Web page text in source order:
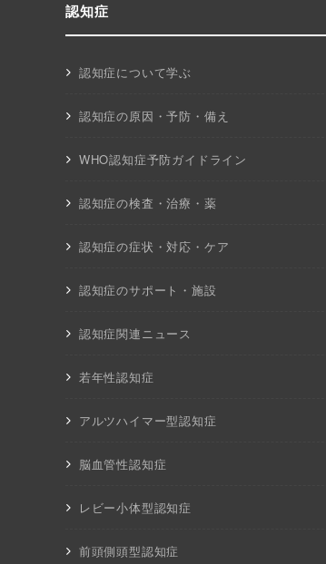
認知症
認知症について学ぶ
認知症の原因・予防・備え
WHO認知症予防ガイドライン
認知症の検査・治療・薬
認知症の症状・対応・ケア
認知症のサポート・施設
認知症関連ニュース
若年性認知症
アルツハイマー型認知症
脳血管性認知症
レビー小体型認知症
前頭側頭型認知症